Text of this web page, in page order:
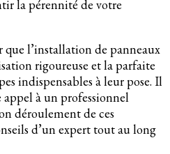
la pérennité de votre
que l’installation de panneaux
rigoureuse et la parfaite
indispensables à leur pose. Il
à un professionnel
déroulement de ces
d’un expert tout au long